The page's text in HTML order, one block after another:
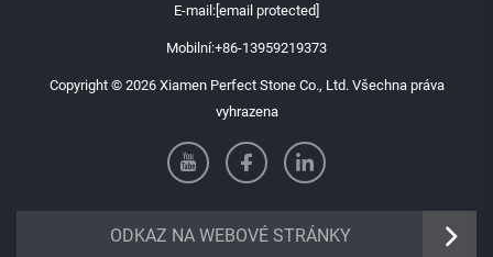
E-mail:[email protected]
Mobilní:+86-13959219373
Copyright © 2026 Xiamen Perfect Stone Co., Ltd. Všechna práva
vyhrazena
ODKAZ NA WEBOVÉ STRÁNKY